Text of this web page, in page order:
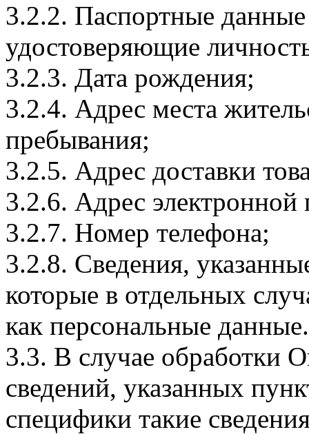
3.2.2. Паспортные
удостоверяющие
3.2.3. Дата рождения;
3.2.4. Адрес места
пребывания;
3.2.5. Адрес доставки
3.2.6. Адрес электронной
3.2.7. Номер телефона;
3.2.8. Сведения,
которые в отдельных
как персональные данные.
3.3. В случае обработки
сведений, указанных
специфики такие